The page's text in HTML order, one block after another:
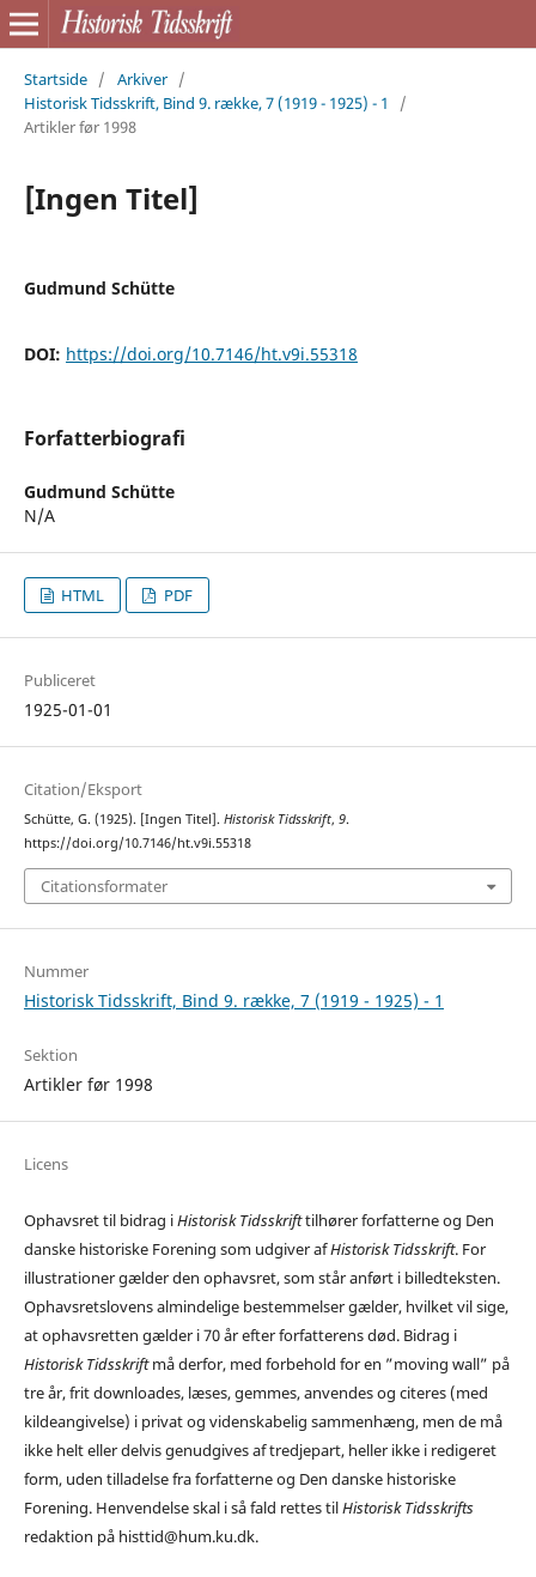
Startside / Arkiver /
Historisk Tidsskrift, Bind 9. række, 7 (1919 - 1925) - 1
/
Artikler før 1998
[Ingen Titel]
Gudmund Schütte
DOI: https://doi.org/10.7146/ht.v9i.55318
Forfatterbiografi
Gudmund Schütte
N/A
HTML PDF
Publiceret
1925-01-01
Citation/Eksport
Schütte, G. (1925). [Ingen Titel]. Historisk Tidsskrift, 9.
https://doi.org/10.7146/ht.v9i.55318
Citationsformater
Nummer
Historisk Tidsskrift, Bind 9. række, 7 (1919 - 1925) - 1
Sektion
Artikler før 1998
Licens
Ophavsret til bidrag iHistorisk Tidsskrifttilhører forfatterne og Den
danske historiske Forening som udgiver afHistorisk Tidsskrift. For
illustrationer gælder den ophavsret, som står anført i billedteksten.
Ophavsretslovens almindelige bestemmelser gælder, hvilket vil sige,
at ophavsretten gælder i 70 år efter forfatterens død. Bidrag i
Historisk Tidsskriftmå derfor, med forbehold for en ”moving wall” på
tre år, frit downloades, læses, gemmes, anvendes og citeres (med
kildeangivelse) i privat og videnskabelig sammenhæng, men de må
ikke helt eller delvis genudgives af tredjepart, heller ikke i redigeret
form, uden tilladelse fra forfatterne og Den danske historiske
Forening. Henvendelse skal i så fald rettes tilHistorisk Tidsskrifts
redaktion på histtid@hum.ku.dk.